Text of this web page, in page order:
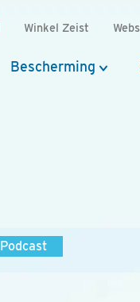
Winkel Zeist
Bescherming
Podcast